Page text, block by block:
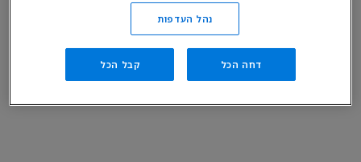
נהל העדפות
דחה הכל קבל הכל